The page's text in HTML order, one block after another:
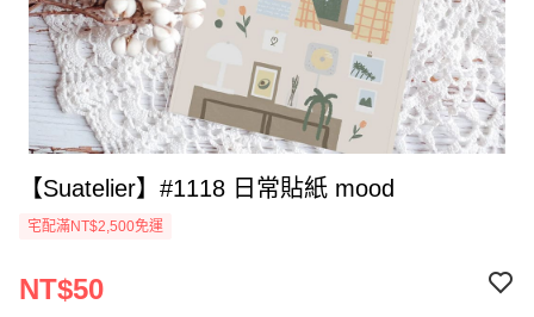
【Suatelier】#1118 日常貼紙 mood
宅配滿NT$2,500免運
NT$50